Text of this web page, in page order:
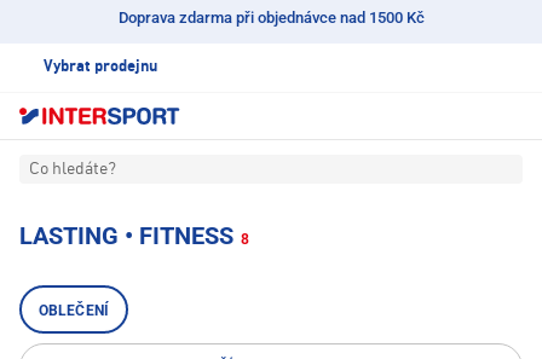
Doprava zdarma při objednávce nad 1500 Kč
Vybrat prodejnu
Co hledáte?
LASTING • FITNESS 8
OBLEČENÍ